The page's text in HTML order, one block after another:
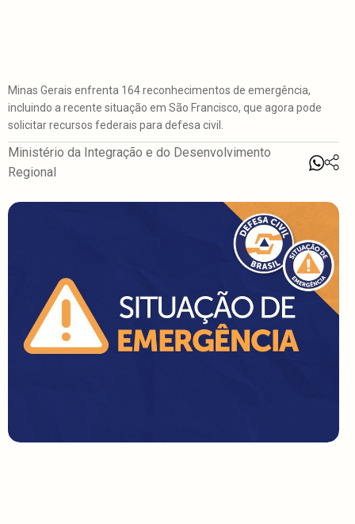
Minas Gerais enfrenta 164 reconhecimentos de emergência,
incluindo a recente situação em São Francisco, que agora pode
solicitar recursos federais para defesa civil.
Ministério da Integração e do Desenvolvimento
Regional